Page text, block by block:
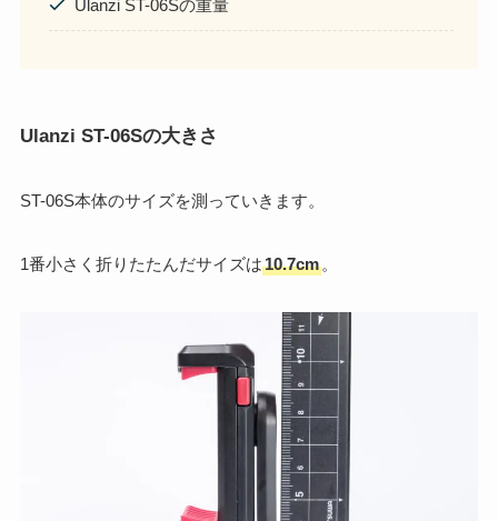
Ulanzi ST-06Sの重量
Ulanzi ST-06Sの大きさ
ST-06S本体のサイズを測っていきます。
1番小さく折りたたんだサイズは10.7cm。